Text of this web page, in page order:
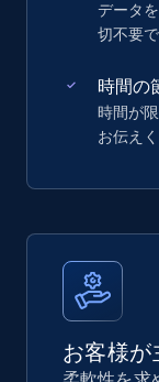
データ
切不要
時間の
時間が
お伝え
お客様が